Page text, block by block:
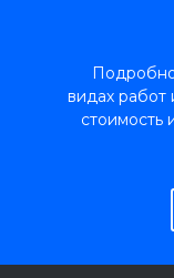
видах работ
стоимость